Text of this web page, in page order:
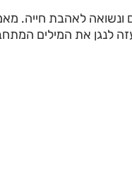
לאהבת חייה.
לנגן את המילים